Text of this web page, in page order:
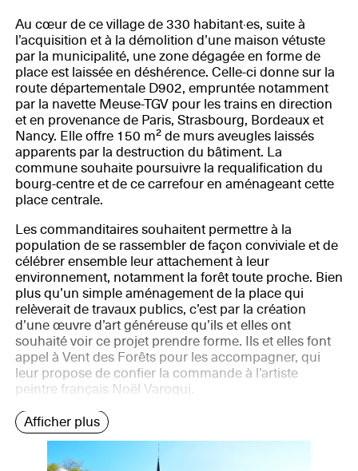
Au cœur de ce village de 330 habitant·es, suite à
l’acquisition et à la démolition d’une maison vétuste
par la municipalité, une zone dégagée en forme de
place est laissée en déshérence. Celle-ci donne sur la
route départementale D902, empruntée notamment
par la navette Meuse-TGV pour les trains en direction
et en provenance de Paris, Strasbourg, Bordeaux et
Nancy. Elle offre 150 m² de murs aveugles laissés
apparents par la destruction du bâtiment. La
commune souhaite poursuivre la requalification du
bourg-centre et de ce carrefour en aménageant cette
place centrale.
Les commanditaires souhaitent permettre à la
population de se rassembler de façon conviviale et de
célébrer ensemble leur attachement à leur
environnement, notamment la forêt toute proche. Bien
plus qu’un simple aménagement de la place qui
relèverait de travaux publics, c’est par la création
d’une œuvre d’art généreuse qu’ils et elles ont
souhaité voir ce projet prendre forme. Ils et elles font
appel à Vent des Forêts pour les accompagner, qui
leur propose de confier la commande à l’artiste
peintre français Noël Varoqui.
Afficher plus